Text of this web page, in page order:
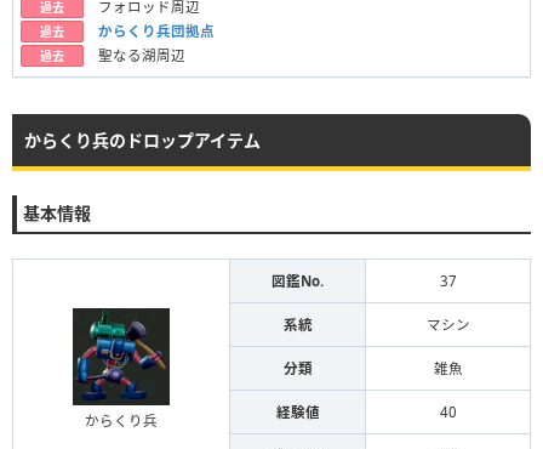
過去 フォロッド周辺
過去 からくり兵団拠点
過去 聖なる湖周辺
からくり兵のドロップアイテム
基本情報
からくり兵
図鑑No. 37
系統 マシン
分類 雑魚
経験値 40